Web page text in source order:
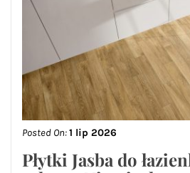
Posted On:1 lip 2026
Płytki Jasba do